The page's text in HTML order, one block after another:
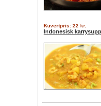
Kuvertpris: 22 kr.
Indonesisk